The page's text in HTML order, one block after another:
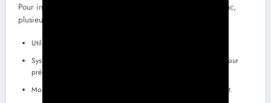
Pour installer des panneaux photovoltaïques sur un toit en zinc,
plusieurs méthodes s’offrent à vous :
Utilisation de pinces spécifiques pour joints debout.
Système de fixation à vis, option requérant un soin particulier pour
préserver l’étanchéité.
Montage sur rails adaptés qui n’entravent pas la structure du toit.